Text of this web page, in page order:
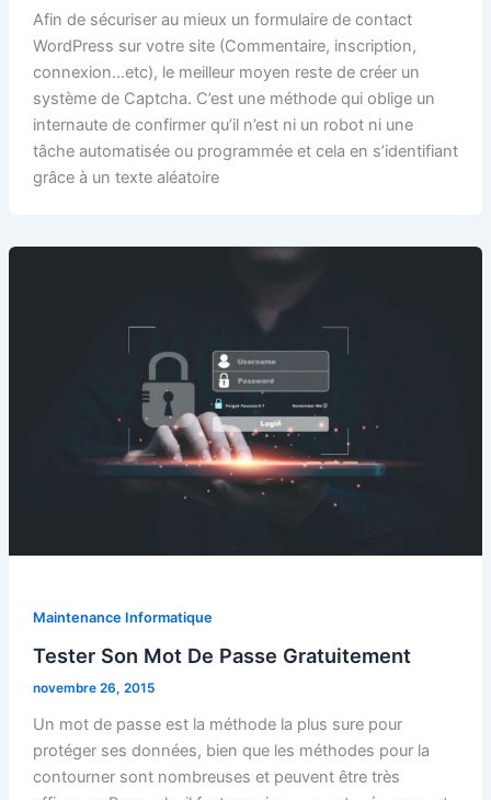
Afin de sécuriser au mieux un formulaire de contact
WordPress sur votre site (Commentaire, inscription,
connexion…etc), le meilleur moyen reste de créer un
système de Captcha. C’est une méthode qui oblige un
internaute de confirmer qu’il n’est ni un robot ni une
tâche automatisée ou programmée et cela en s’identifiant
grâce à un texte aléatoire
Maintenance Informatique
Tester Son Mot De Passe Gratuitement
novembre 26, 2015
Un mot de passe est la méthode la plus sure pour
protéger ses données, bien que les méthodes pour la
contourner sont nombreuses et peuvent être très